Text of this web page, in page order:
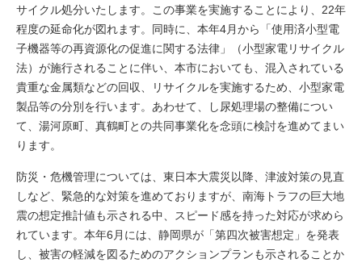
サイクル処分いたします。この事業を実施することにより、22年
程度の延命化が図れます。同時に、本年4月から「使用済小型電
子機器等の再資源化の促進に関する法律」（小型家電リサイクル
法）が施行されることに伴い、本市においても、混入されている
貴重な金属類などの回収、リサイクルを実施するため、小型家電
製品等の分別を行います。あわせて、し尿処理場の整備につい
て、湯河原町、真鶴町との共同事業化を念頭に検討を進めてまい
ります。
防災・危機管理については、東日本大震災以降、津波対策の見直
しなど、緊急的な対策を進めておりますが、南海トラフの巨大地
震の想定推計値も示される中、スピード感を持った対応が求めら
れています。本年6月には、静岡県が「第四次被害想定」を発表
し、被害の軽減を図るためのアクションプランも示されることか